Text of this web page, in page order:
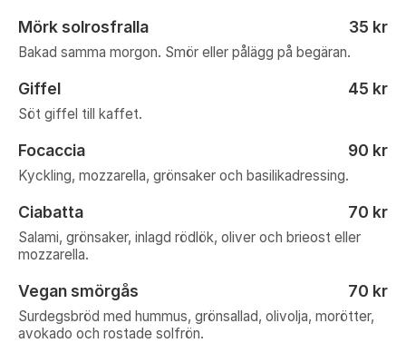
Mörk solrosfralla 35 kr
Bakad samma morgon. Smör eller pålägg på begäran.
Giffel 45 kr
Söt giffel till kaffet.
Focaccia 90 kr
Kyckling, mozzarella, grönsaker och basilikadressing.
Ciabatta 70 kr
Salami, grönsaker, inlagd rödlök, oliver och brieost eller
mozzarella.
Vegan smörgås 70 kr
Surdegsbröd med hummus, grönsallad, olivolja, morötter,
avokado och rostade solfrön.